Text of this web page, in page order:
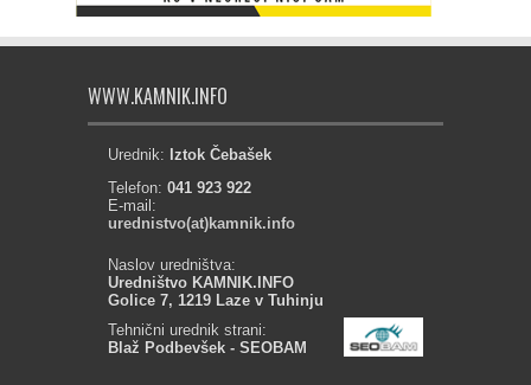
WWW.KAMNIK.INFO
Urednik: Iztok Čebašek
Telefon: 041 923 922
E-mail:
urednistvo(at)kamnik.info
Naslov uredništva:
Uredništvo KAMNIK.INFO
Golice 7, 1219 Laze v Tuhinju
Tehnični urednik strani:
Blaž Podbevšek - SEOBAM